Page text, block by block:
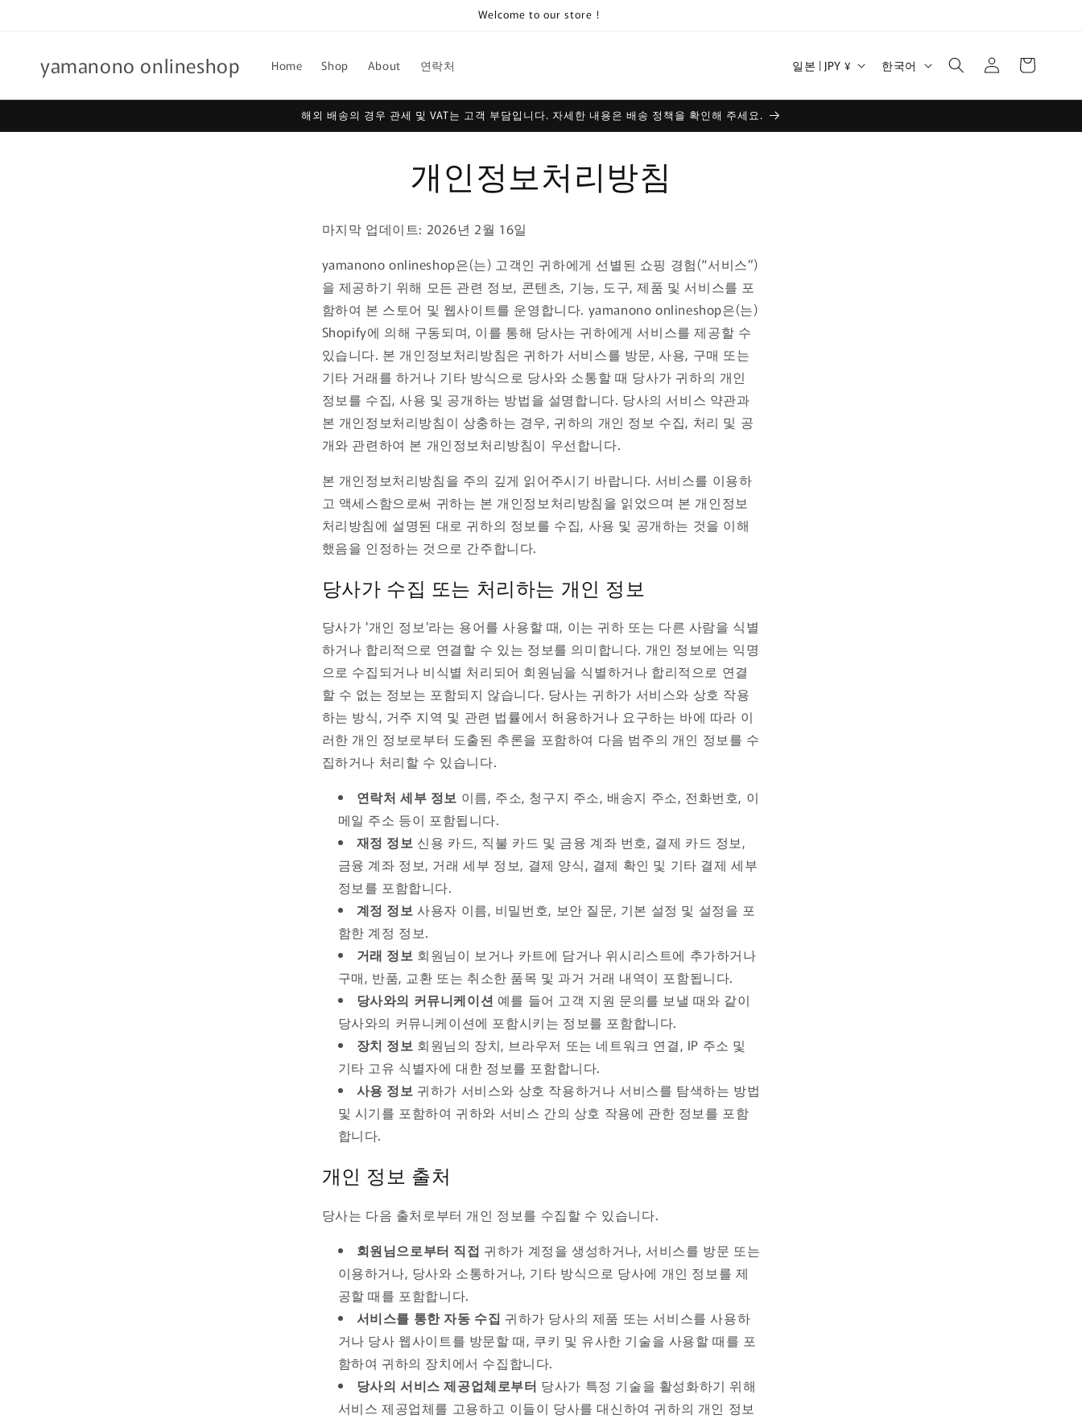
Welcome to our store！
yamanono onlineshop Home Shop About 연락처
국
지
일본 | JPY ¥
언
한국어
그
카
트
해외 배송의 경우 관세 및 VAT는 고객 부담입니다. 자세한 내용은 배송 정책을 확인해 주세요.
개인정보처리방침
마지막 업데이트: 2026년 2월 16일
yamanono onlineshop은(는) 고객인 귀하에게 선별된 쇼핑 경험(“서비스”)
을 제공하기 위해 모든 관련 정보, 콘텐츠, 기능, 도구, 제품 및 서비스를 포
함하여 본 스토어 및 웹사이트를 운영합니다. yamanono onlineshop은(는)
Shopify에 의해 구동되며, 이를 통해 당사는 귀하에게 서비스를 제공할 수
있습니다. 본 개인정보처리방침은 귀하가 서비스를 방문, 사용, 구매 또는
기타 거래를 하거나 기타 방식으로 당사와 소통할 때 당사가 귀하의 개인
정보를 수집, 사용 및 공개하는 방법을 설명합니다. 당사의 서비스 약관과
본 개인정보처리방침이 상충하는 경우, 귀하의 개인 정보 수집, 처리 및 공
개와 관련하여 본 개인정보처리방침이 우선합니다.
본 개인정보처리방침을 주의 깊게 읽어주시기 바랍니다. 서비스를 이용하
고 액세스함으로써 귀하는 본 개인정보처리방침을 읽었으며 본 개인정보
처리방침에 설명된 대로 귀하의 정보를 수집, 사용 및 공개하는 것을 이해
했음을 인정하는 것으로 간주합니다.
당사가 수집 또는 처리하는 개인 정보
당사가 '개인 정보'라는 용어를 사용할 때, 이는 귀하 또는 다른 사람을 식별
하거나 합리적으로 연결할 수 있는 정보를 의미합니다. 개인 정보에는 익명
으로 수집되거나 비식별 처리되어 회원님을 식별하거나 합리적으로 연결
할 수 없는 정보는 포함되지 않습니다. 당사는 귀하가 서비스와 상호 작용
하는 방식, 거주 지역 및 관련 법률에서 허용하거나 요구하는 바에 따라 이
러한 개인 정보로부터 도출된 추론을 포함하여 다음 범주의 개인 정보를 수
집하거나 처리할 수 있습니다.
연락처 세부 정보 이름, 주소, 청구지 주소, 배송지 주소, 전화번호, 이
메일 주소 등이 포함됩니다.
재정 정보 신용 카드, 직불 카드 및 금융 계좌 번호, 결제 카드 정보,
금융 계좌 정보, 거래 세부 정보, 결제 양식, 결제 확인 및 기타 결제 세부
정보를 포함합니다.
계정 정보 사용자 이름, 비밀번호, 보안 질문, 기본 설정 및 설정을 포
함한 계정 정보.
거래 정보 회원님이 보거나 카트에 담거나 위시리스트에 추가하거나
구매, 반품, 교환 또는 취소한 품목 및 과거 거래 내역이 포함됩니다.
당사와의 커뮤니케이션 예를 들어 고객 지원 문의를 보낼 때와 같이
당사와의 커뮤니케이션에 포함시키는 정보를 포함합니다.
장치 정보 회원님의 장치, 브라우저 또는 네트워크 연결, IP 주소 및
기타 고유 식별자에 대한 정보를 포함합니다.
사용 정보 귀하가 서비스와 상호 작용하거나 서비스를 탐색하는 방법
및 시기를 포함하여 귀하와 서비스 간의 상호 작용에 관한 정보를 포함
합니다.
개인 정보 출처
당사는 다음 출처로부터 개인 정보를 수집할 수 있습니다.
회원님으로부터 직접 귀하가 계정을 생성하거나, 서비스를 방문 또는
이용하거나, 당사와 소통하거나, 기타 방식으로 당사에 개인 정보를 제
공할 때를 포함합니다.
서비스를 통한 자동 수집 귀하가 당사의 제품 또는 서비스를 사용하
거나 당사 웹사이트를 방문할 때, 쿠키 및 유사한 기술을 사용할 때를 포
함하여 귀하의 장치에서 수집합니다.
당사의 서비스 제공업체로부터 당사가 특정 기술을 활성화하기 위해
서비스 제공업체를 고용하고 이들이 당사를 대신하여 귀하의 개인 정보